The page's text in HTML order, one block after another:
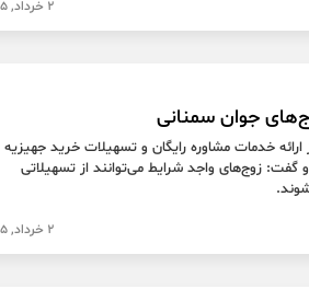
2 خرداد, 1405
خدمات مشاوره رایگان و تسهیلات خرید جهیزیه
گفت: زوج‌های واجد شرایط می‌توانند از تسهیلاتی
2 خرداد, 1405